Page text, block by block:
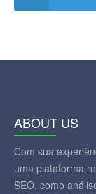
ABOUT US
Com sua
uma plataforma
SEO, como